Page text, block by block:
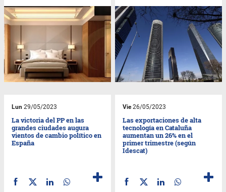
Lun 29/05/2023
La victoria del PP en las
grandes ciudades augura
vientos de cambio político en
España
Vie26/05/2023
Las exportaciones de alta
tecnología en Cataluña
aumentan un 26% en el
primer trimestre (según
Idescat)